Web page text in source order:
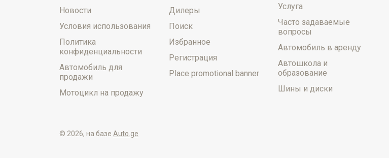
Новости
Условия использования
Политика
конфиденциальности
Автомобиль для
продажи
Мотоцикл на продажу
Дилеры
Поиск
Избранное
Регистрация
Place promotional banner
Услуга
Часто задаваемые
вопросы
Автомобиль в аренду
Автошкола и
образование
Шины и диски
© 2026, на базе Auto.ge